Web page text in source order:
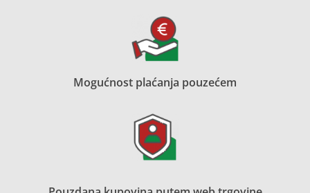
Mogućnost plaćanja pouzećem